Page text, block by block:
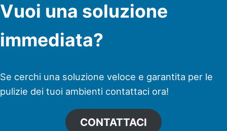
Vuoi una soluzione
immediata?
Se cerchi una soluzione veloce e garantita per le
pulizie dei tuoi ambienti contattaci ora!
CONTATTACI